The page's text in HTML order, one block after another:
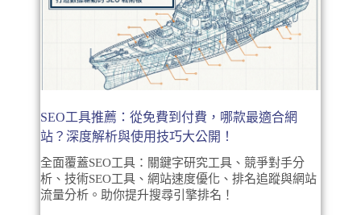
SEO工具推薦：從免費到付費，哪款最適合網
站？深度解析與使用技巧大公開！
全面覆蓋SEO工具：關鍵字研究工具、競爭對手分
析、技術SEO工具、網站速度優化、排名追蹤與網站
流量分析。助你提升搜尋引擎排名！